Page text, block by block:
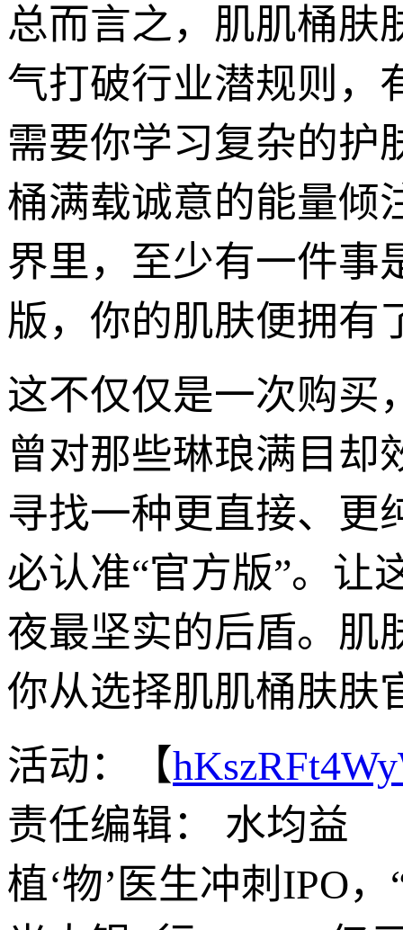
总而言之，肌肌桶肤
气打破行业潜规则，
需要你学习复杂的护
桶满载诚意的能量倾
界里，至少有一件事
版，你的肌肤便拥有
这不仅仅是一次购买
曾对那些琳琅满目却
寻找一种更直接、更
必认准“官方版”。让
夜最坚实的后盾。肌
你从选择肌肌桶肤肤
活动：【
责任编辑： 水均益
植‘物’医生冲刺IPO